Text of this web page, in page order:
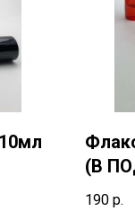
(В
190 р.